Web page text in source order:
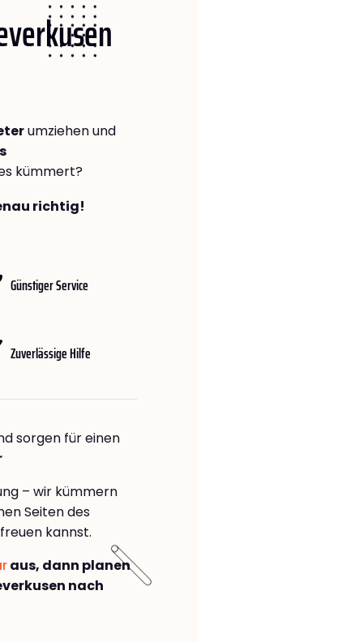
umziehen und
kümmert?
richtig!
Günstiger Service
Zuverlässige Hilfe
sorgen für einen
– wir kümmern
Seiten des
kannst.
aus, dann planen
nach